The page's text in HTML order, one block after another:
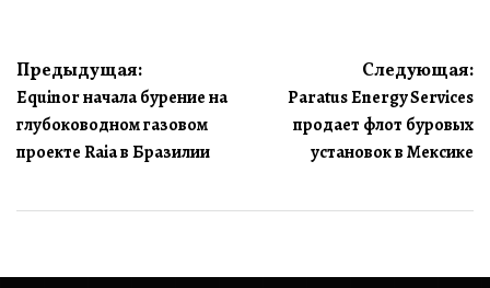
Навигация
по
записям
Предыдущая:
Equinor начала бурение на
глубоководном газовом
проекте Raia в Бразилии
Следующая:
Paratus Energy Services
продает флот буровых
установок в Мексике